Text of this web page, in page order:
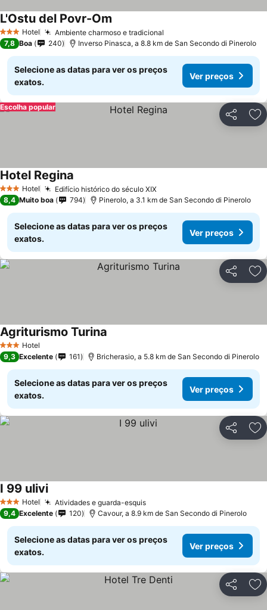
3 EstrelasHotel Ambiente charmoso e tradicional
L'Ostu del Povr-Om
7,8 Boa 240 Inverso Pinasca, a 8.8 km de San Secondo di Pinerolo
Selecione as datas para ver os preços
exatos.
Ver preços
Partilhar
Escolha popular
3 EstrelasHotel Edifício histórico do século XIX
Hotel Regina
8,4 Muito boa 794 Pinerolo, a 3.1 km de San Secondo di Pinerolo
Selecione as datas para ver os preços
exatos.
Ver preços
Partilhar
3 EstrelasHotel
Agriturismo Turina
9,3 Excelente 161 Bricherasio, a 5.8 km de San Secondo di Pinerolo
Selecione as datas para ver os preços
exatos.
Ver preços
Partilhar
3 EstrelasHotel Atividades e guarda-esquis
I 99 ulivi
9,4 Excelente 120 Cavour, a 8.9 km de San Secondo di Pinerolo
Selecione as datas para ver os preços
exatos.
Ver preços
Partilhar